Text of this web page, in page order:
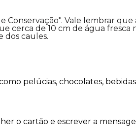
Conservação". Vale lembrar
cerca de 10 cm de água fresca
dos caules.
pelúcias, chocolates,
o cartão e escrever a